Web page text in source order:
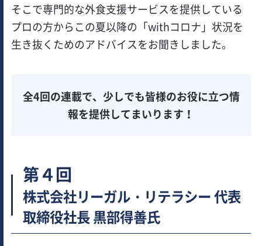
そこで専門的な外食支援サービスを提供している
プロの方からこの夏以降の「withコロナ」状況を
生き抜くためのアドバイスをお聞きしました。
全4回の連載で、少しでも皆様のお役に立つ情
報を提供してまいります！
第４回
株式会社リーガル・リテラシー 代表
取締役社長 黒部得善氏